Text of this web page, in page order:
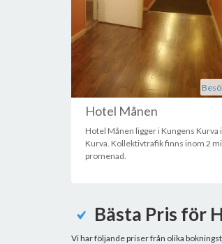
Hotel Månen
Hotel Månen ligger i Kungens Kurva
Kurva. Kollektivtrafik finns inom 2
promenad.
Bästa Pris för
Vi har följande priser från olika